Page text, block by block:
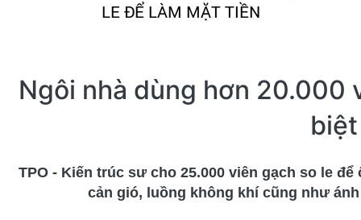
LE ĐỂ LÀM MẶT TIỀN
Ngôi nhà dùng hơn 20.000
TPO - Kiến trúc sư cho 25.000 viên gạch so le
cản gió, luồng không khí cũng như